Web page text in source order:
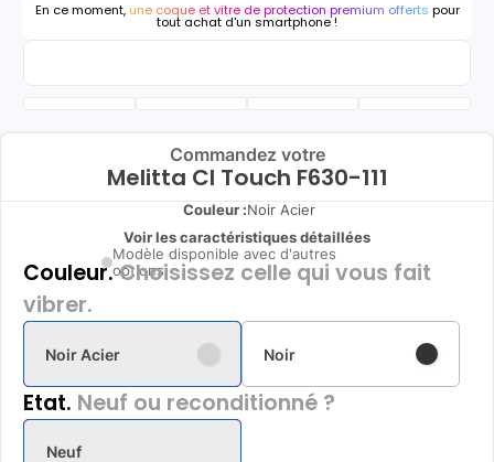
En ce moment, une coque et vitre de protection premium offerts pour
tout achat d'un smartphone !
Commandez votre
Melitta CI Touch F630-111
Couleur :Noir Acier
Voir les caractéristiques détaillées
Modèle disponible avec d'autres
options
Couleur.Choisissez celle qui vous fait
vibrer.
Noir Acier Noir
Etat. Neuf ou reconditionné ?
Neuf